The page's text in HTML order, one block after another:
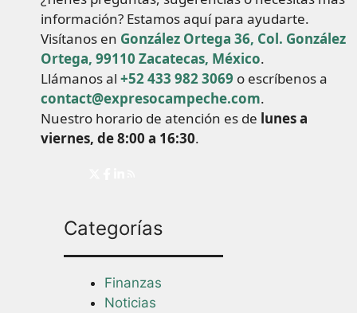
información? Estamos aquí para ayudarte.
Visítanos en González Ortega 36, Col. González
Ortega, 99110 Zacatecas, México.
Llámanos al +52 433 982 3069 o escríbenos a
contact@expresocampeche.com.
Nuestro horario de atención es de lunes a
viernes, de 8:00 a 16:30.
Categorías
Finanzas
Noticias